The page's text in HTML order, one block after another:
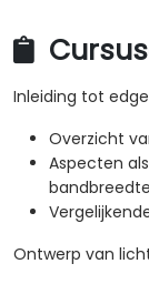
Inleiding tot
Overzicht
Aspecten
Ontwerp van